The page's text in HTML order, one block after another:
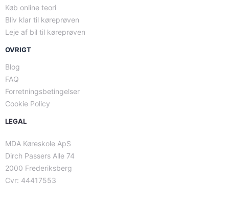
Køb online teori
Bliv klar til køreprøven
Leje af bil til køreprøven
OVRIGT
Blog
FAQ
Forretningsbetingelser
Cookie Policy
LEGAL
MDA Køreskole ApS
Dirch Passers Alle 74
2000 Frederiksberg
Cvr: 44417553